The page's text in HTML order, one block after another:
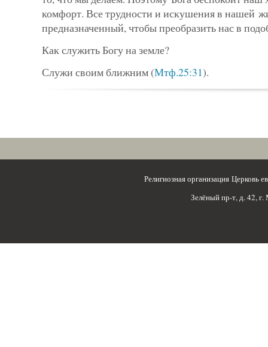
комфорт. Все трудности и искушения в нашей
предназначенный, чтобы преобразить нас в
Как служить Богу на земле?
Служи своим ближним (Мтф.25:31).
Религиозная организация
Зелёный пр-т, д. 42,